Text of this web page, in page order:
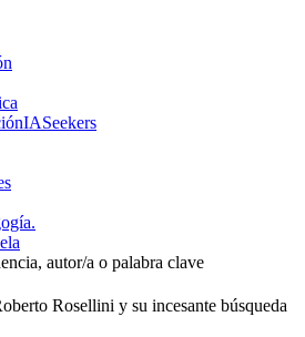
IASeekers
autor/a o palabra clave
Rosellini y su incesante búsqueda